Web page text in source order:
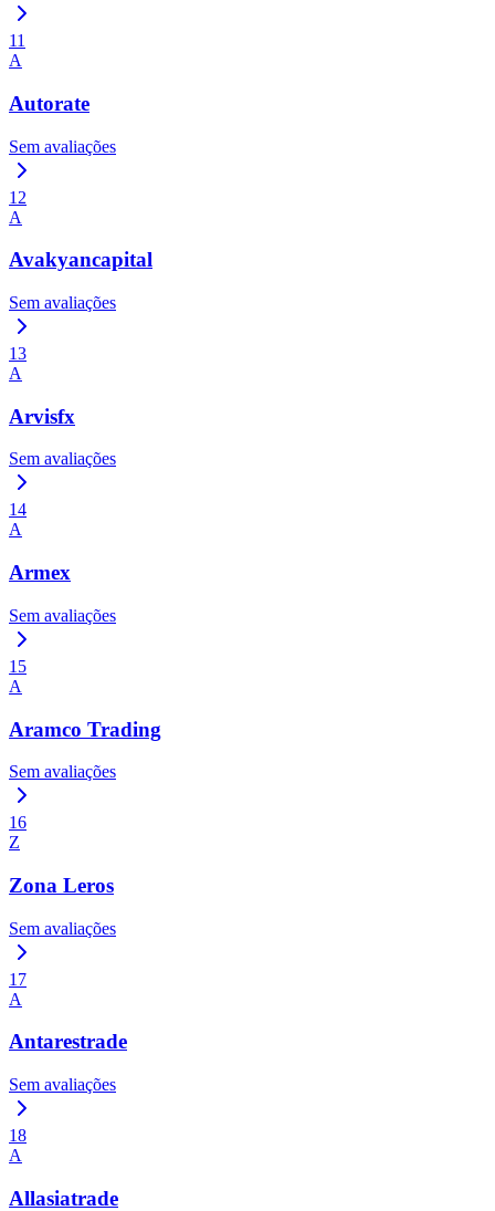
11
A
Autorate
Sem avaliações
12
A
Avakyancapital
Sem avaliações
13
A
Arvisfx
Sem avaliações
14
A
Armex
Sem avaliações
15
A
Aramco Trading
Sem avaliações
16
Z
Zona Leros
Sem avaliações
17
A
Antarestrade
Sem avaliações
18
A
Allasiatrade